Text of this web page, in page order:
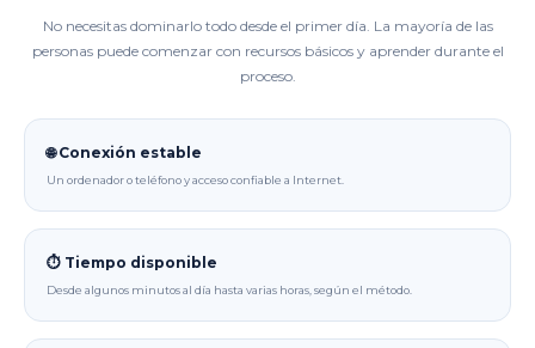
No necesitas dominarlo todo desde el primer día. La mayoría de las
personas puede comenzar con recursos básicos y aprender durante el
proceso.
🌐 Conexión estable
Un ordenador o teléfono y acceso confiable a Internet.
⏱️ Tiempo disponible
Desde algunos minutos al día hasta varias horas, según el método.